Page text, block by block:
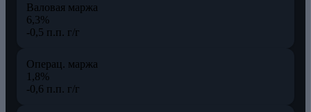
Валовая маржа
6,3%
-0,5 п.п. г/г
Операц. маржа
1,8%
-0,6 п.п. г/г